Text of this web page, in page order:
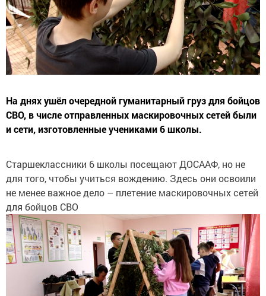
На днях ушёл очередной гуманитарный груз для бойцов
СВО, в числе отправленных маскировочных сетей были
и сети, изготовленные учениками 6 школы.
Старшеклассники 6 школы посещают ДОСААФ, но не
для того, чтобы учиться вождению. Здесь они освоили
не менее важное дело – плетение маскировочных сетей
для бойцов СВО